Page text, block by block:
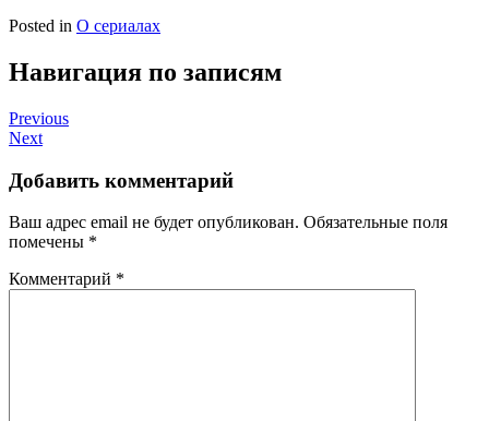
Posted in О сериалах
Навигация по записям
Previous
Next
Добавить комментарий
Ваш адрес email не будет опубликован. Обязательные поля
помечены *
Комментарий *